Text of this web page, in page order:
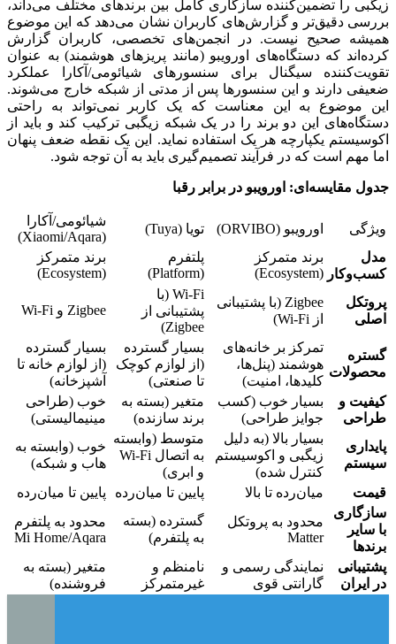
زیگبی را تضمین‌کننده سازگاری کامل بین برندهای مختلف می‌داند،
بررسی دقیق‌تر و گزارش‌های کاربران نشان می‌دهد که این موضوع
همیشه صحیح نیست. در انجمن‌های تخصصی، کاربران گزارش
کرده‌اند که دستگاه‌های اورویبو (مانند پریزهای هوشمند) به عنوان
تقویت‌کننده سیگنال برای سنسورهای شیائومی/آکارا عملکرد
ضعیفی دارند و این سنسورها پس از مدتی از شبکه خارج می‌شوند.
این موضوع به این معناست که یک کاربر نمی‌تواند به راحتی
دستگاه‌های این دو برند را در یک شبکه زیگبی ترکیب کند و باید از
اکوسیستم یکپارچه هر یک استفاده نماید. این یک نقطه ضعف پنهان
اما مهم است که در فرآیند تصمیم‌گیری باید به آن توجه شود.
جدول مقایسه‌ای: اورویبو در برابر رقبا
ویژگی اورویبو (ORVIBO) تویا (Tuya)
شیائومی/آکارا
(Xiaomi/Aqara)
مدل
کسب‌وکار
برند متمرکز
(Ecosystem)
پلتفرم
(Platform)
برند متمرکز
(Ecosystem)
پروتکل
اصلی
Zigbee (با پشتیبانی
از Wi-Fi)
Wi-Fi (با
پشتیبانی از
Zigbee)
Zigbee و Wi-Fi
گستره
محصولات
تمرکز بر خانه‌های
هوشمند (پنل‌ها،
کلیدها، امنیت)
بسیار گسترده
(از لوازم کوچک
تا صنعتی)
بسیار گسترده
(از لوازم خانه تا
آشپزخانه)
کیفیت و
طراحی
بسیار خوب (کسب
جوایز طراحی)
متغیر (بسته به
برند سازنده)
خوب (طراحی
مینیمالیستی)
پایداری
سیستم
بسیار بالا (به دلیل
زیگبی و اکوسیستم
کنترل شده)
متوسط (وابسته
به اتصال Wi-Fi
و ابری)
خوب (وابسته به
هاب و شبکه)
قیمت
میان‌رده تا بالا پایین تا میان‌رده
پایین تا میان‌رده
سازگاری
با سایر
برندها
محدود به پروتکل
Matter
گسترده (بسته
به پلتفرم)
محدود به پلتفرم
Mi Home/Aqara
پشتیبانی
در ایران
نمایندگی رسمی و
گارانتی قوی
نامنظم و
غیرمتمرکز
متغیر (بسته به
فروشنده)